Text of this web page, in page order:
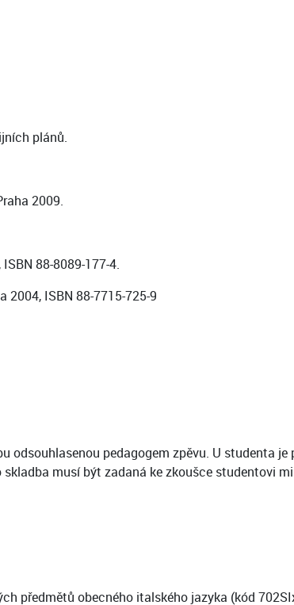
plánů.
2009.
88-8089-177-4.
2004, ISBN 88-7715-725-9
odsouhlasenou pedagogem zpěvu. U studenta
musí být zadaná ke zkoušce studentovi
předmětů obecného italského jazyka (kód